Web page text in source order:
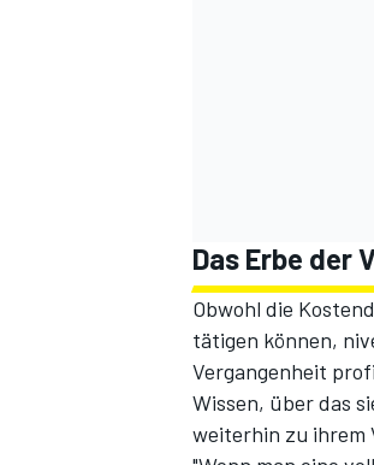
Das Erbe der
Obwohl die
tätigen können,
Vergangenheit
Wissen, über das
weiterhin zu ihrem